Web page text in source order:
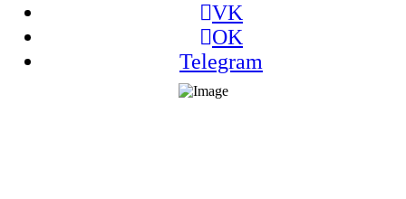
VK
OK
Telegram